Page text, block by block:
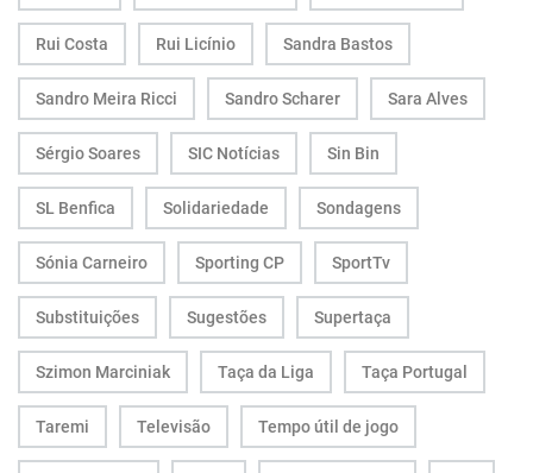
Rui Costa Rui Licínio Sandra Bastos
Sandro Meira Ricci Sandro Scharer Sara Alves
Sérgio Soares SIC Notícias Sin Bin
SL Benfica Solidariedade Sondagens
Sónia Carneiro Sporting CP SportTv
Substituições Sugestões Supertaça
Szimon Marciniak Taça da Liga Taça Portugal
Taremi Televisão Tempo útil de jogo